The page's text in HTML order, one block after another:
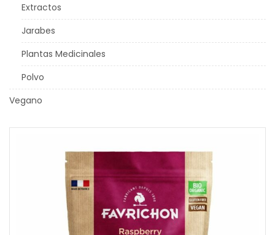
Extractos
Jarabes
Plantas Medicinales
Polvo
Vegano